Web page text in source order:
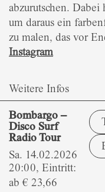
abzurutschen.
um daraus ein
zu malen, das vor
Instagram
Weitere Infos
Bombargo –
Disco Surf
Radio Tour
Sa. 14.02.2026
20:00, Eintritt:
ab € 23,66